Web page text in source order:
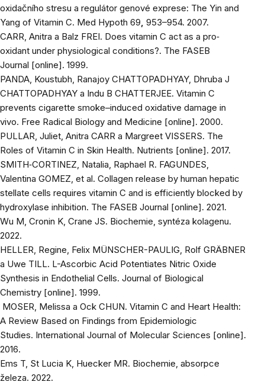
oxidačního stresu a regulátor genové exprese: The Yin and
Yang of Vitamin C. Med Hypoth 69 953–954. 2007.
CARR, Anitra a Balz FREI. Does vitamin C act as a pro‐
oxidant under physiological conditions?. The FASEB
Journal [online]. 1999.
PANDA, Koustubh, Ranajoy CHATTOPADHYAY, Dhruba J
CHATTOPADHYAY a Indu B CHATTERJEE. Vitamin C
prevents cigarette smoke–induced oxidative damage in
vivo. Free Radical Biology and Medicine [online]. 2000.
PULLAR, Juliet, Anitra CARR a Margreet VISSERS. The
Roles of Vitamin C in Skin Health. Nutrients [online]. 2017.
SMITH‐CORTINEZ, Natalia, Raphael R. FAGUNDES,
Valentina GOMEZ, et al. Collagen release by human hepatic
stellate cells requires vitamin C and is efficiently blocked by
hydroxylase inhibition. The FASEB Journal [online]. 2021.
Wu M, Cronin K, Crane JS. Biochemie, syntéza kolagenu.
2022.
HELLER, Regine, Felix MÜNSCHER-PAULIG, Rolf GRÄBNER
a Uwe TILL. L-Ascorbic Acid Potentiates Nitric Oxide
Synthesis in Endothelial Cells. Journal of Biological
Chemistry [online]. 1999.
MOSER, Melissa a Ock CHUN. Vitamin C and Heart Health:
A Review Based on Findings from Epidemiologic
Studies. International Journal of Molecular Sciences [online].
2016.
Ems T, St Lucia K, Huecker MR. Biochemie, absorpce
železa. 2022.